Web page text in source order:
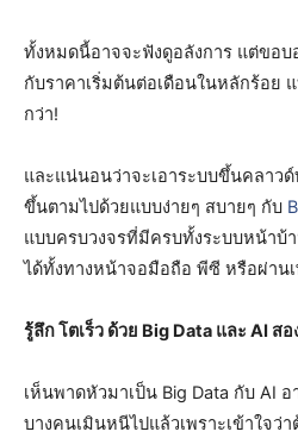
ทั้งหมดนี้อาจจะฟังดูอลังการ แต่ขอบ
กับราคาเริ่มต้นต่อเดือนในหลักร้อย
กว่า!
และแน่นอนว่าจะเอาระบบขึ้นคลาว
ขึ้นตามไปด้วยแบบง่ายๆ สบายๆ กับ
แบบครบวงจรที่มีครบทั้งระบบหน้าบ้
ได้ทั้งทางหน้าจอมือถือ พีซี หรือผ่าน
รู้ลึก โตเร็ว ด้วย Big Data และ AI ส
เห็นพาดหัวมาเป็น Big Data กับ AI
บางคนเมินหนีไปแล้วเพราะเข้าใจว่